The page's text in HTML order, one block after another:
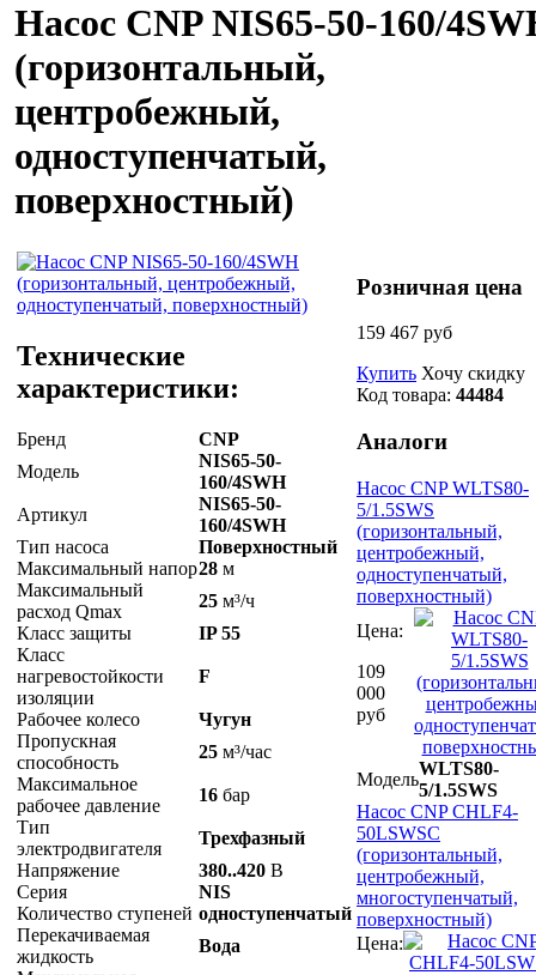
Насос CNP NIS65-50-160/
(горизонтальный,
центробежный,
одноступенчатый,
поверхностный)
Технические
характеристики:
Бренд
CNP
Модель
NIS65-50-
160/4SWH
Артикул
NIS65-50-
160/4SWH
Тип насоса
Поверхностный
Максимальный напор28 м
Максимальный
расход Qmax
25 м³/ч
Класс защиты
IP 55
Класс
нагревостойкости
изоляции
F
Рабочее колесо
Чугун
Пропускная
способность
25 м³/час
Максимальное
рабочее давление
16 бар
Тип
электродвигателя
Трехфазный
Напряжение
380..420 В
Серия
NIS
Количество ступеней одноступенчатый
Перекачиваемая
жидкость
Вода
Розничная цена
159 467 руб
Купить Хочу скидку
Код товара: 44484
Аналоги
Насос CNP WLTS80-
5/1.5SWS
(горизонтальный,
центробежный,
одноступенчатый,
поверхностный)
Цена:
109
000
руб
Модель
WLTS80-
5/1.5SWS
Насос CNP CHLF4-
50LSWSC
(горизонтальный,
центробежный,
многоступенчатый,
поверхностный)
Цена: